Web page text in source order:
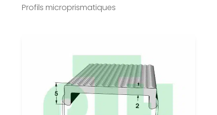
Profils microprismatiques